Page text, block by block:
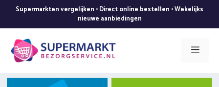
de
inhoud
Supermarkten vergelijken • Direct online bestellen • Wekelijks
nieuwe aanbiedingen
Menu